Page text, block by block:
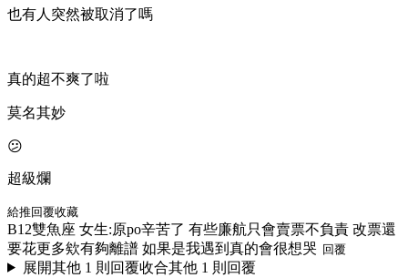
也有人突然被取消了嗎
真的超不爽了啦
莫名其妙
😕
超級爛
給推回覆收藏
B12雙魚座 女生:原po辛苦了 有些廉航只會賣票不負責 改票還
要花更多欸有夠離譜 如果是我遇到真的會很想哭 回覆
展開其他 1 則回覆收合其他 1 則回覆